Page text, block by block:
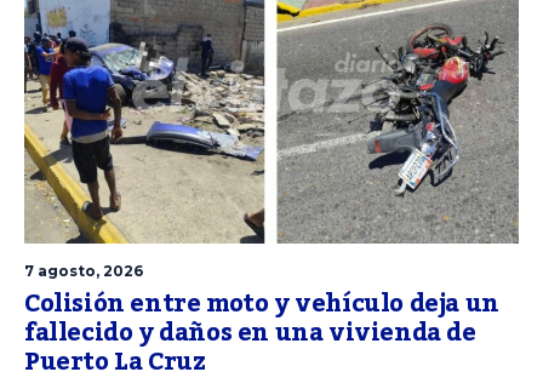
7 agosto, 2026
Colisión entre moto y vehículo deja un
fallecido y daños en una vivienda de
Puerto La Cruz